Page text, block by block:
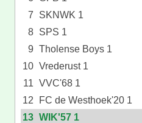
7
SKNWK 1
8 SPS 1
9 Tholense Boys 1
10 Vrederust 1
11 VVC'68 1
12
FC de Westhoek'20 1
13 WIK'57 1